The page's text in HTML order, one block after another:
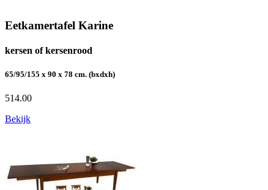
Eetkamertafel Karine
kersen of kersenrood
65/95/155 x 90 x 78 cm. (bxdxh)
514.00
Bekijk